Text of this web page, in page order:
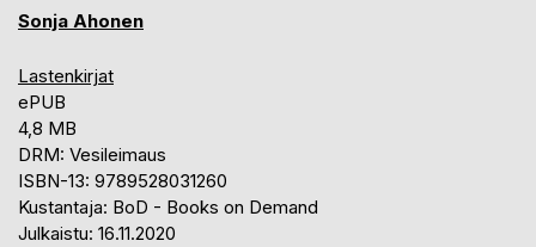
Sonja Ahonen
Lastenkirjat
ePUB
4,8 MB
DRM: Vesileimaus
ISBN-13: 9789528031260
Kustantaja: BoD - Books on Demand
Julkaistu: 16.11.2020